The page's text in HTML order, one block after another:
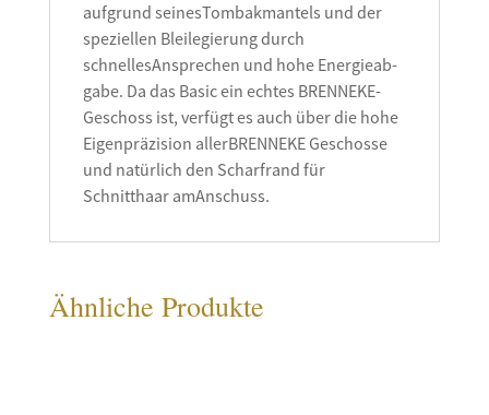
aufgrund seinesTombakmantels und der
spe­ziellen ­Blei­legierung durch
schnellesAnsprechen und hohe Energie­­ab­
gabe. Da das Basic ein echtes BRENNEKE­
Geschoss ist, verfügt es auch über die hohe
Eigen­präzision allerBRENNEKE Geschosse
und natürlich den Scharfrand für
Schnitthaar amAnschuss.
Ähnliche Produkte